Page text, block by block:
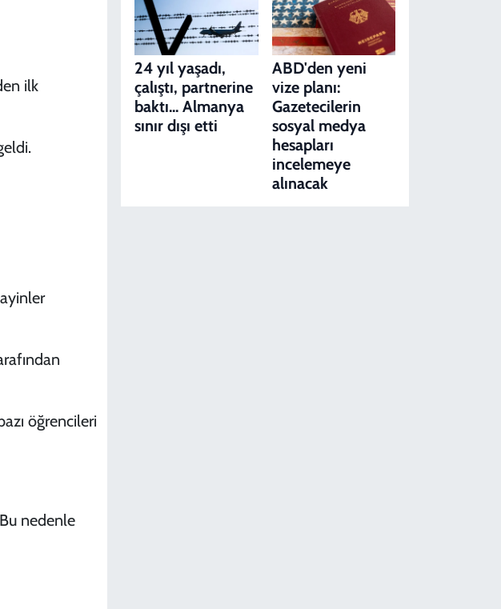
ilk
öğrencileri
nedenle
24 yıl yaşadı,
çalıştı, partnerine
baktı... Almanya
sınır dışı etti
ABD'den yeni
vize planı:
Gazetecilerin
sosyal medya
hesapları
incelemeye
alınacak